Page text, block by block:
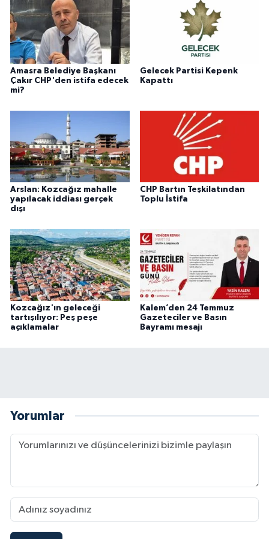
Amasra Belediye Başkanı
Çakır CHP'den istifa edecek
mi?
Gelecek Partisi Kepenk
Kapattı
Arslan: Kozcağız mahalle
yapılacak iddiası gerçek
dışı
CHP Bartın Teşkilatından
Toplu İstifa
Kozcağız'ın geleceği
tartışılıyor: Peş peşe
açıklamalar
Kalem’den 24 Temmuz
Gazeteciler ve Basın
Bayramı mesajı
Yorumlar